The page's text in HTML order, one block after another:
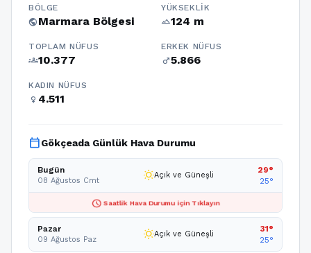
BÖLGE
publicMarmara Bölgesi
YÜKSEKLIK
terrain124 m
TOPLAM NÜFUS
groups10.377
ERKEK NÜFUS
male5.866
KADIN NÜFUS
female 4.511
calendar_todayGökçeada Günlük Hava Durumu
Bugün
08 Ağustos Cmt wb_sunnyAçık ve Güneşli
29°
25°
schedule Saatlik Hava Durumu için Tıklayın
Pazar
09 Ağustos Paz wb_sunnyAçık ve Güneşli
31°
25°